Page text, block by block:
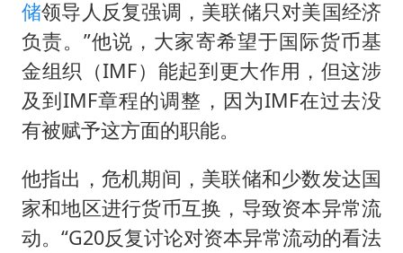
储领导人反复强调，美联储只对美国经济
负责。”他说，大家寄希望于国际货币基
金组织（IMF）能起到更大作用，但这涉
及到IMF章程的调整，因为IMF在过去没
有被赋予这方面的职能。
他指出，危机期间，美联储和少数发达国
家和地区进行货币互换，导致资本异常流
动。“G20反复讨论对资本异常流动的看法